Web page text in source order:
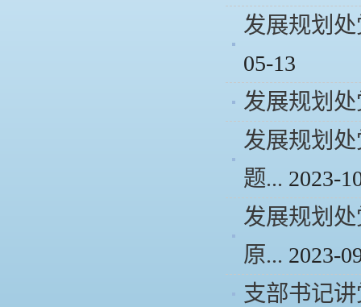
发展规划
05-13
发展规划
发展规划
题... 2023-
发展规划
原... 2023-
支部书记